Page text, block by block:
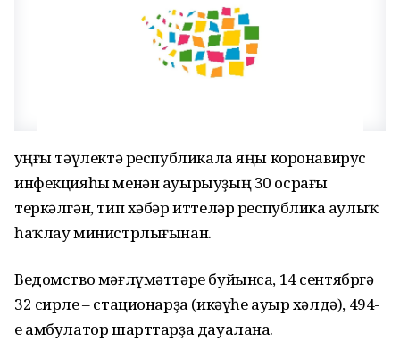
Һуңғы тәүлектә республикала яңы коронавирус
инфекцияһы менән ауырыуҙың 30 осрағы
теркәлгән, тип хәбәр иттеләр республика Һаулыҡ
һаҡлау министрлығынан.
Ведомство мәғлүмәттәре буйынса, 14 сентябргә
32 сирле – стационарҙа (икәүһе ауыр хәлдә), 494-
е амбулатор шарттарҙа дауалана.